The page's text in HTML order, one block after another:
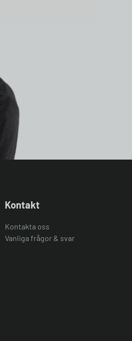
Kontakt
Kontakta oss
Vanliga frågor & svar